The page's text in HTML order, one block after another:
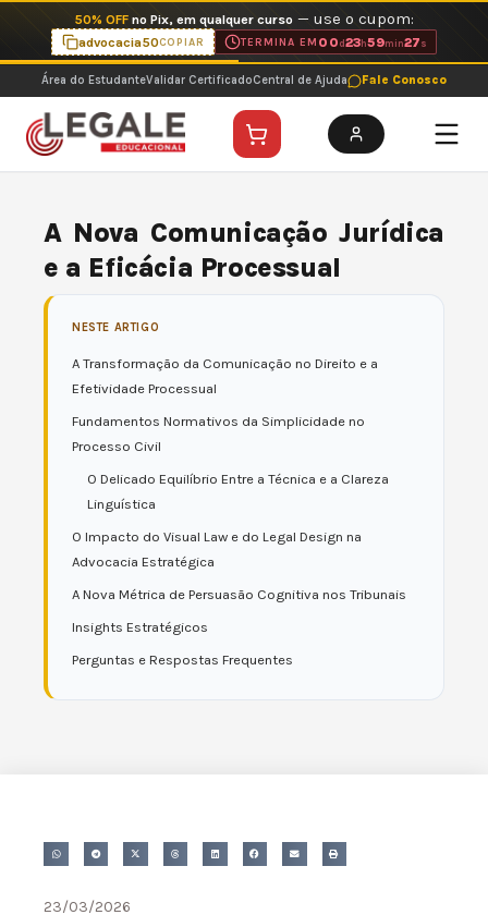
o
conteúdo
50% OFF no Pix, em qualquer curso — use o cupom:
advocacia50COPIAR TERMINA EM 00 d 23 h59min26 s
Área do EstudanteValidar CertificadoCentral de Ajuda Fale Conosco
A Nova Comunicação Jurídica
e a Eficácia Processual
NESTE ARTIGO
A Transformação da Comunicação no Direito e a
Efetividade Processual
Fundamentos Normativos da Simplicidade no
Processo Civil
O Delicado Equilíbrio Entre a Técnica e a Clareza
Linguística
O Impacto do Visual Law e do Legal Design na
Advocacia Estratégica
A Nova Métrica de Persuasão Cognitiva nos Tribunais
Insights Estratégicos
Perguntas e Respostas Frequentes
23/03/2026